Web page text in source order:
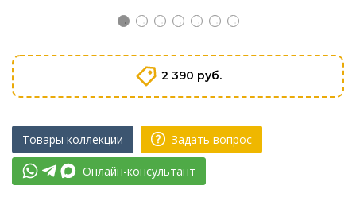
2 390 руб.
Товары коллекции Задать вопрос
Онлайн-консультант